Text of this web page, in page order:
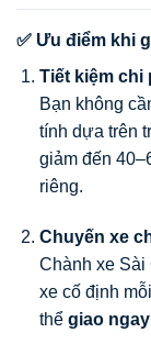
✅ Ưu điểm khi
Tiết kiệm chi
Bạn không
tính dựa trên
giảm đến
riêng.
Chuyến xe
Chành xe Sài
xe cố định
thể giao